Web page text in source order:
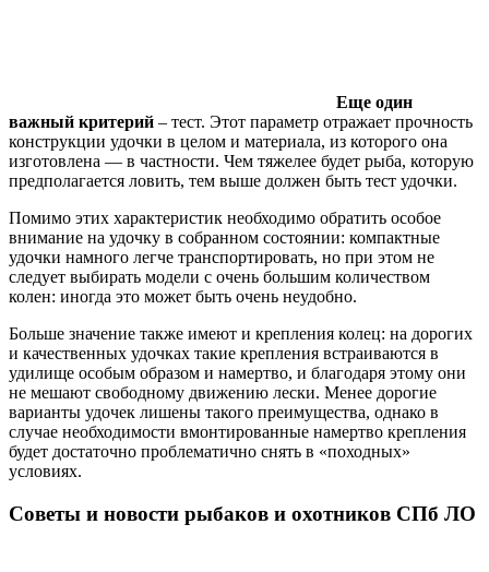
Еще один
важный критерий – тест. Этот параметр отражает прочность
конструкции удочки в целом и материала, из которого она
изготовлена — в частности. Чем тяжелее будет рыба, которую
предполагается ловить, тем выше должен быть тест удочки.
Помимо этих характеристик необходимо обратить особое
внимание на удочку в собранном состоянии: компактные
удочки намного легче транспортировать, но при этом не
следует выбирать модели с очень большим количеством
колен: иногда это может быть очень неудобно.
Больше значение также имеют и крепления колец: на дорогих
и качественных удочках такие крепления встраиваются в
удилище особым образом и намертво, и благодаря этому они
не мешают свободному движению лески. Менее дорогие
варианты удочек лишены такого преимущества, однако в
случае необходимости вмонтированные намертво крепления
будет достаточно проблематично снять в «походных»
условиях.
Советы и новости рыбаков и охотников СПб ЛО